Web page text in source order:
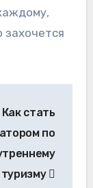
Как стать
по
туризму